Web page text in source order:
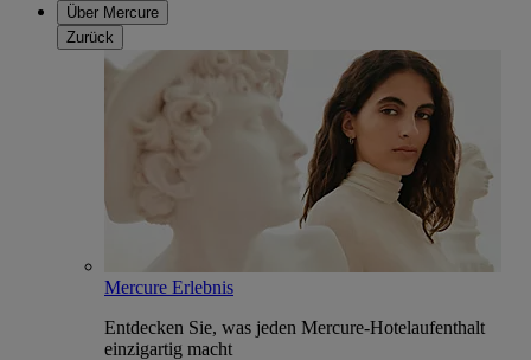
Über Mercure
Zurück
Mercure Erlebnis
Entdecken Sie, was jeden Mercure-Hotelaufenthalt
einzigartig macht